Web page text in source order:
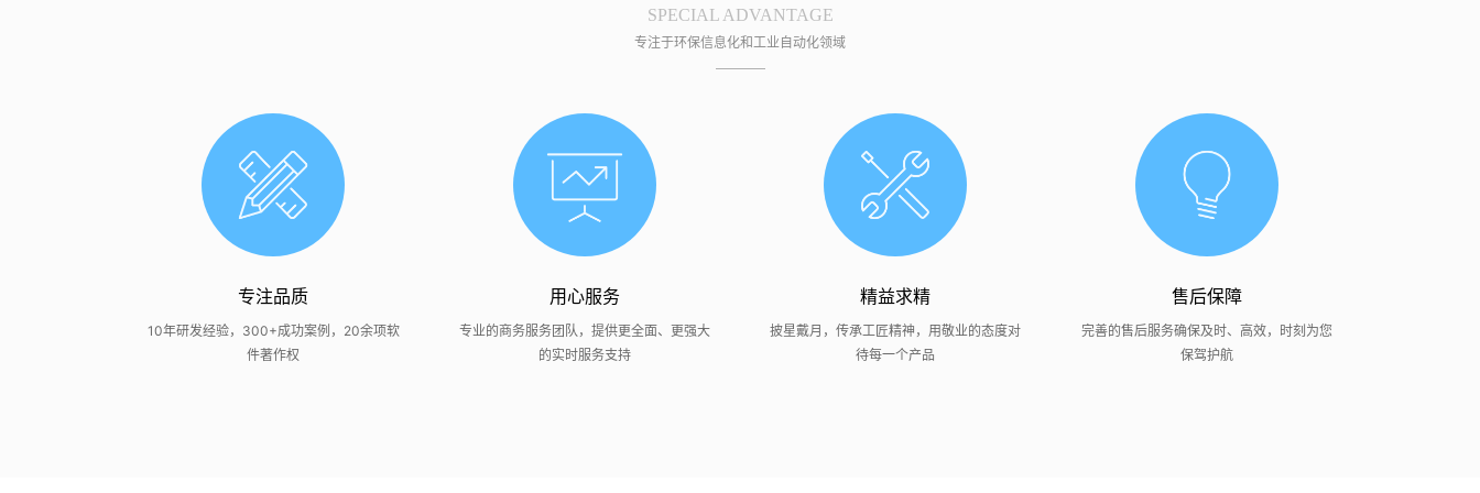
SPECIAL ADVANTAGE
专注于环保信息化和工业自动化领域
专注品质
10年研发经验，300+成功案例，20余项软
件著作权
用心服务
专业的商务服务团队，提供更全面、更强大
的实时服务支持
精益求精
披星戴月，传承工匠精神，用敬业的态度对
待每一个产品
售后保障
完善的售后服务确保及时、高效，时刻为您
保驾护航